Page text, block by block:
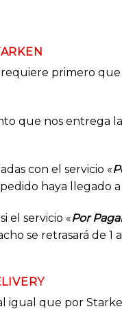
primero que
que nos entrega
con el servicio «
haya llegado
el servicio «Por
se retrasará de 1
igual que por